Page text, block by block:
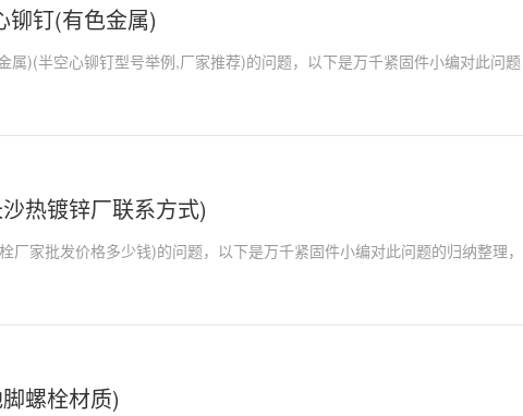
铆钉(有色金属)
属)(半空心铆钉型号举例,厂家推荐)的问题，以下是万千紧固件小编对此问题
热镀锌厂联系方式)
厂家批发价格多少钱)的问题，以下是万千紧固件小编对此问题的归纳整理，
螺栓材质)